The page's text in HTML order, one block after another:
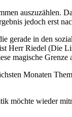
auszuzählen.
jedoch erst
gerade in den
Herr Riedel
magische Grenze
Monaten
möchte wieder